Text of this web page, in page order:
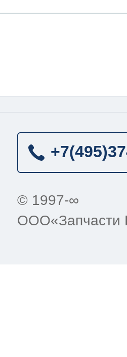
+7(495)
© 1997-∞
ООО«Запчасти